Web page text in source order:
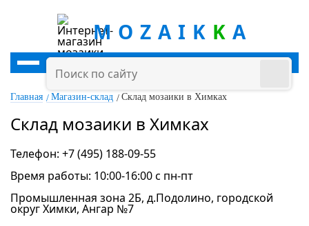
MOZAIK K A
Главная Магазин-склад Склад мозаики в Химках
Склад мозаики в Химках
Телефон: +7 (495) 188-09-55
Время работы: 10:00-16:00 с пн-пт
Промышленная зона 2Б, д.Подолино, городской
округ Химки, Ангар №7